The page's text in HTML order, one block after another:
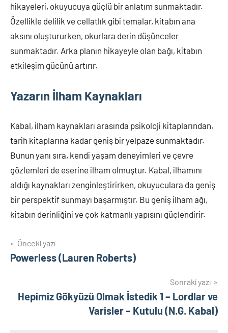
hikayeleri, okuyucuya güçlü bir anlatım sunmaktadır.
Özellikle delilik ve cellatlık gibi temalar, kitabın ana
aksını oluştururken, okurlara derin düşünceler
sunmaktadır. Arka planın hikayeyle olan bağı, kitabın
etkileşim gücünü artırır.
Yazarın İlham Kaynakları
Kabal, ilham kaynakları arasında psikoloji kitaplarından,
tarih kitaplarına kadar geniş bir yelpaze sunmaktadır.
Bunun yanı sıra, kendi yaşam deneyimleri ve çevre
gözlemleri de eserine ilham olmuştur. Kabal, ilhamını
aldığı kaynakları zenginleştirirken, okuyuculara da geniş
bir perspektif sunmayı başarmıştır. Bu geniş ilham ağı,
kitabın derinliğini ve çok katmanlı yapısını güçlendirir.
Yazı
gezinmesi
Önceki yazı
Powerless (Lauren Roberts)
Sonraki yazı
Hepimiz Gökyüzü Olmak İstedik 1 – Lordlar ve
Varisler – Kutulu (N.G. Kabal)